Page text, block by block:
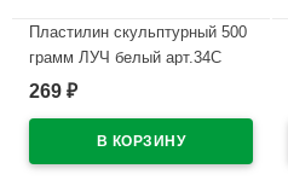
Пластилин скульптурный 500
грамм ЛУЧ белый арт.34С
2244-08
269 ₽